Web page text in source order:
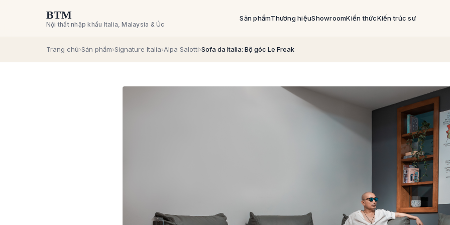
BTM
Nội thất nhập khẩu Italia, Malaysia & Úc
Sản phẩmThương hiệuShowroomKiến thứcKiến trúc sư
Trang chủ›Sản phẩm›Signature Italia›Alpa Salotti›Sofa da Italia: Bộ góc Le Freak